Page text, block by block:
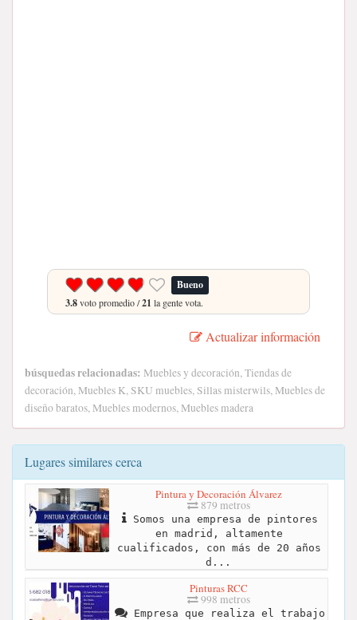
Bueno
3.8voto promedio /21 la gente vota.
Actualizar información
búsquedas relacionadas: Muebles y decoración, Tiendas de
decoración, Muebles K, SKU muebles, Sillas misterwils, Muebles de
diseño baratos, Muebles modernos, Muebles madera
Lugares similares cerca
Pintura y Decoración Álvarez
879 metros
Somos una empresa de pintores
en madrid, altamente
cualificados, con más de 20 años
d...
Pinturas RCC
998 metros
Empresa que realiza el trabajo